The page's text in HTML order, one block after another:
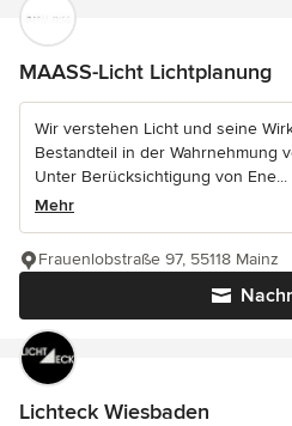
MAASS-Licht Lichtplanung
Wir verstehen Licht und seine
Bestandteil in der Wahrnehmung
Unter Berücksichtigung von Ene...
Mehr
Frauenlobstraße 97, 55118 Mainz
Lichteck Wiesbaden